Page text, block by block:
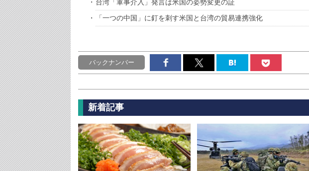
台湾「軍事介入」発言は米国の姿勢変更の証
「一つの中国」に釘を刺す米国と台湾の貿易連携強化
バックナンバー
新着記事